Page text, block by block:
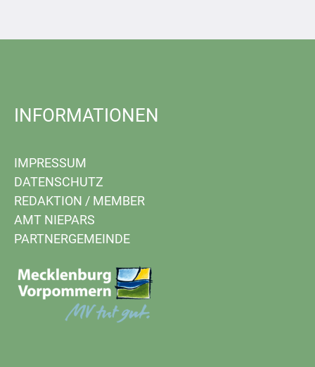
INFORMATIONEN
IMPRESSUM
DATENSCHUTZ
REDAKTION / MEMBER
AMT NIEPARS
PARTNERGEMEINDE